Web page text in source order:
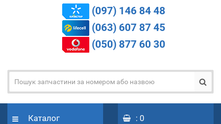
(097) 146 84 48
(063) 607 87 45
(050) 877 60 30
Каталог : 0